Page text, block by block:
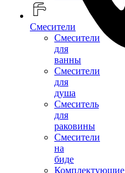
Смесители
Смесители
для
ванны
Смесители
для
душа
Смеситель
для
раковины
Смесители
на
биде
Комплектующие